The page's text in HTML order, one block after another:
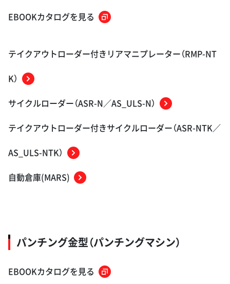
EBOOKカタログを見る
テイクアウトローダー付きリアマニプレーター（RMP-NT
K）
サイクルローダー（ASR-N／AS_ULS-N）
テイクアウトローダー付きサイクルローダー（ASR-NTK／
AS_ULS-NTK）
自動倉庫(MARS)
パンチング金型（パンチングマシン）
EBOOKカタログを見る